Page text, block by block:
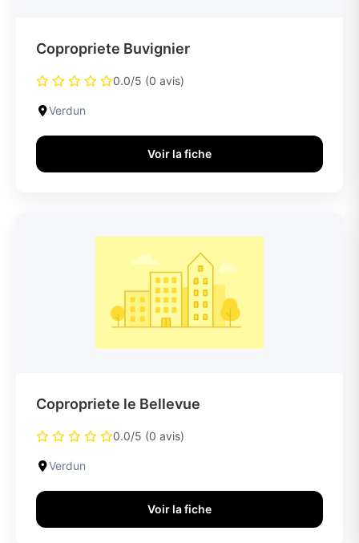
Copropriete Buvignier
0.0/5 (0 avis)
Verdun
Voir la fiche
Copropriete le Bellevue
0.0/5 (0 avis)
Verdun
Voir la fiche